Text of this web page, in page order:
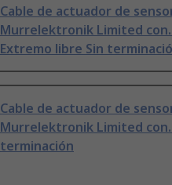
Cable de actuador de
Murrelektronik Limited con.
Extremo libre Sin
Cable de actuador de
Murrelektronik Limited con.
terminación